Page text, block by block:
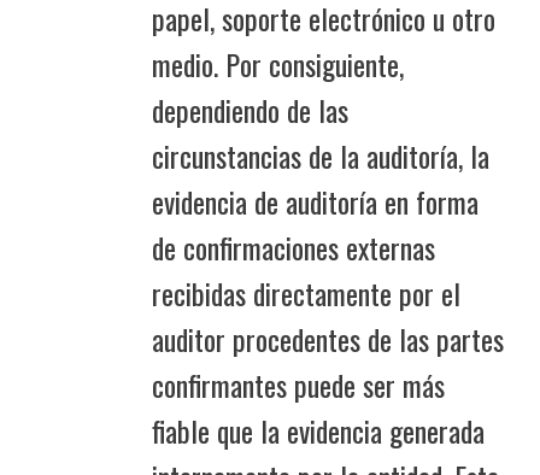
papel, soporte electrónico u otro
medio. Por consiguiente,
dependiendo de las
circunstancias de la auditoría, la
evidencia de auditoría en forma
de confirmaciones externas
recibidas directamente por el
auditor procedentes de las partes
confirmantes puede ser más
fiable que la evidencia generada